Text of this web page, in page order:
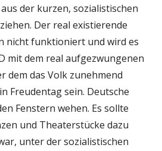
der kurzen, sozialistischen
Der real existierende
nicht funktioniert und wird es
mit dem real aufgezwungenen
dem das Volk zunehmend
Freudentag sein. Deutsche
Fenstern wehen. Es sollte
und Theaterstücke dazu
unter der sozialistischen